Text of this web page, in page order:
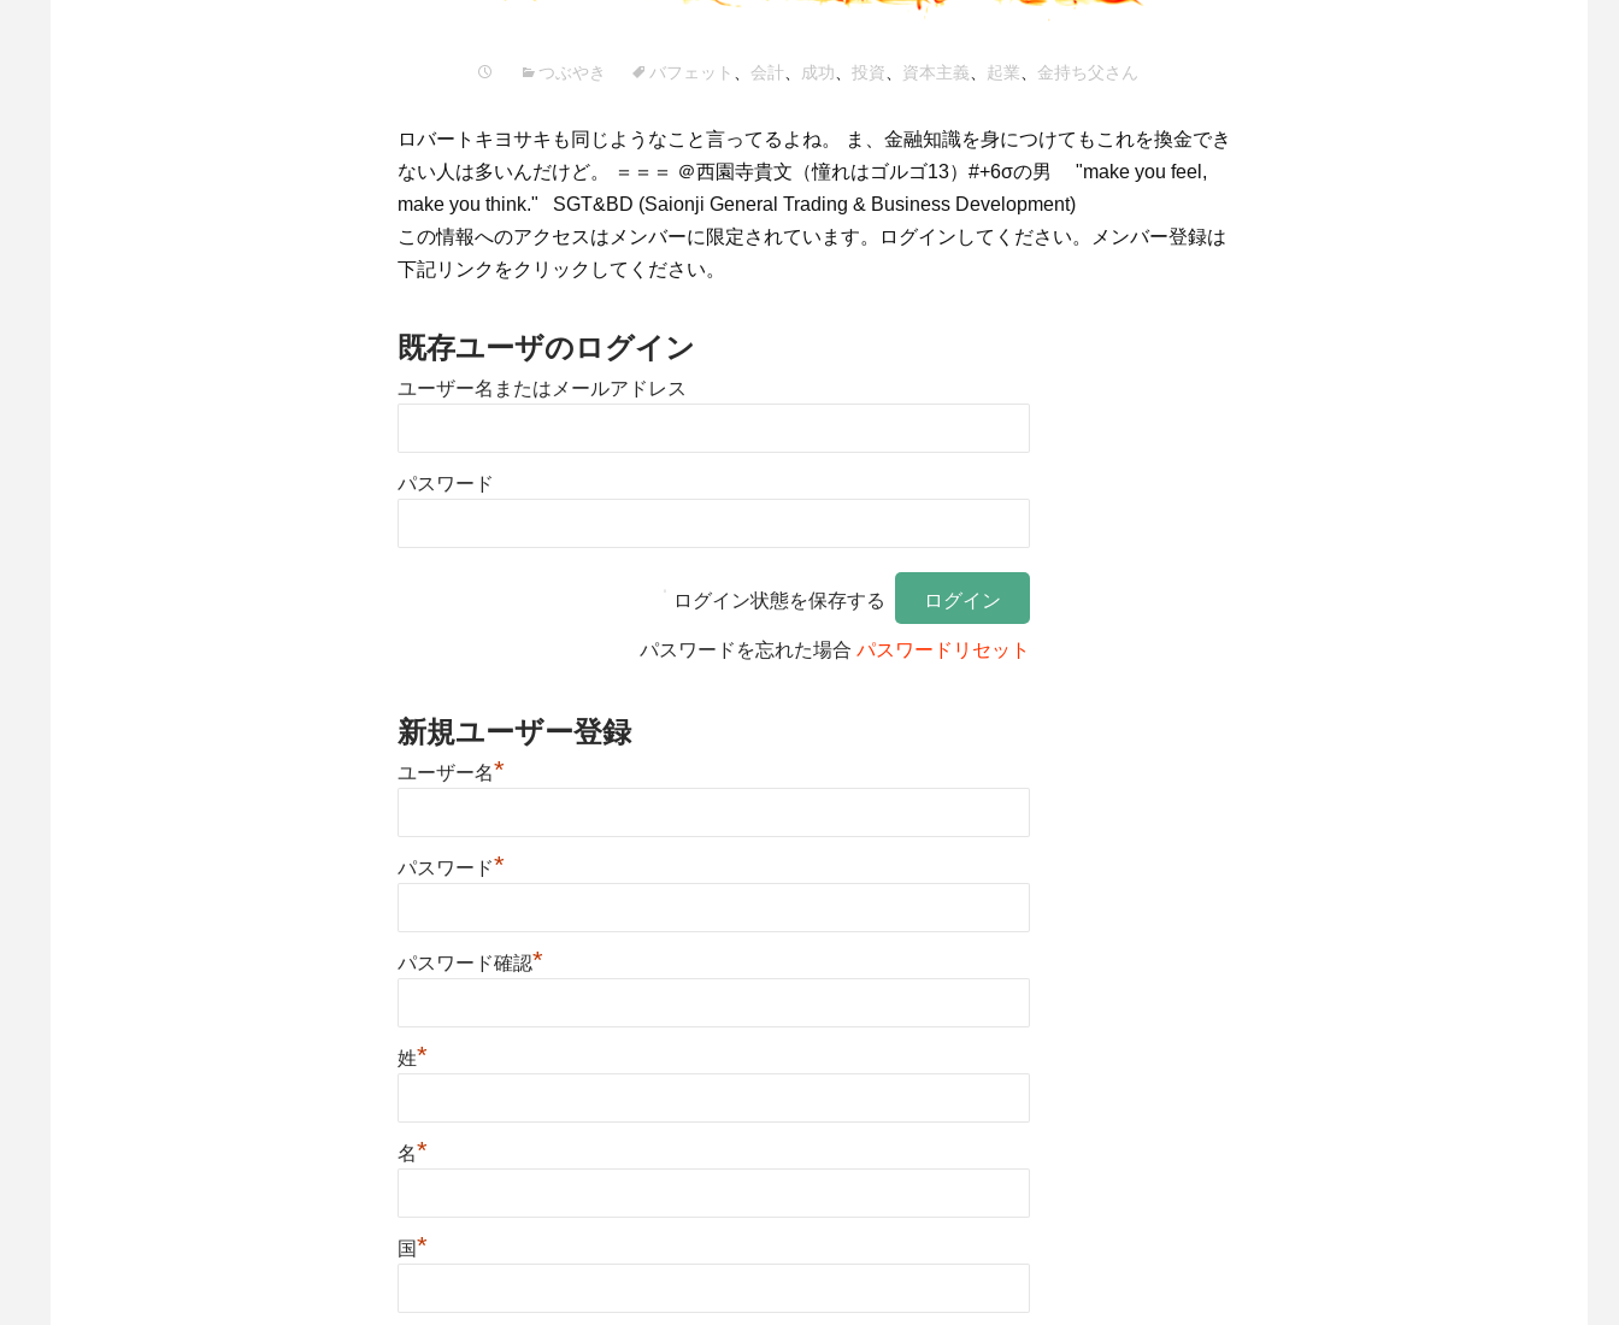
つぶやき バフェット 会計、 成功 投資 資本主義 起業 金持ち父さん
ロバートキヨサキも同じようなこと言ってるよね。 ま、金融知識を身につけてもこれを換金でき
ない人は多いんだけど。 ＝＝＝ ＠西園寺貴文（憧れはゴルゴ13）#+6σの男 "make you feel,
make you think." SGT&BD (Saionji General Trading & Business Development)
この情報へのアクセスはメンバーに限定されています。ログインしてください。メンバー登録は
下記リンクをクリックしてください。
既存ユーザのログイン
ユーザー名またはメールアドレス
パスワード
ログイン状態を保存する
パスワードを忘れた場合 パスワードリセット
新規ユーザー登録
ユーザー名*
パスワード*
パスワード確認*
姓*
名*
国*